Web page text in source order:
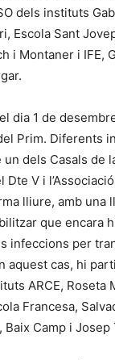
dels instituts
Escola Sant
i Montaner i IFE,
dia 1 de
Prim. Diferents
dels Casals de
Dte V i
lliure, amb una
que encara
infeccions per
aquest cas, hi
ARCE, Roseta
Francesa,
Baix Camp i Josep